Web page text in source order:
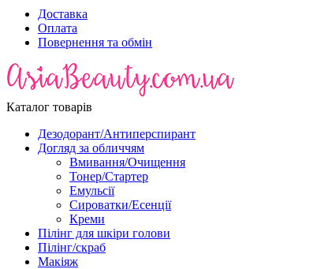
Доставка
Оплата
Повернення та обмін
Каталог товарів
Дезодорант/Антиперспирант
Догляд за обличчям
Вмивання/Очищення
Тонер/Стартер
Емульсії
Сироватки/Есенції
Креми
Пілінг для шкіри голови
Пілінг/скраб
Макіяж